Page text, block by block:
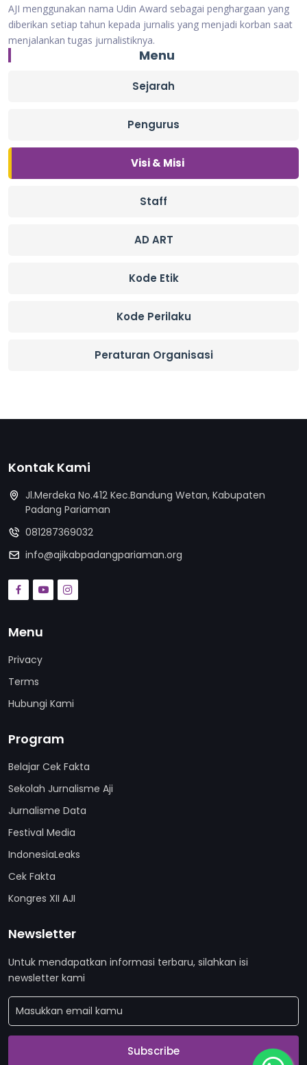
AJI menggunakan nama Udin Award sebagai penghargaan yang
diberikan setiap tahun kepada jurnalis yang menjadi korban saat
menjalankan tugas jurnalistiknya.
Menu
Sejarah
Pengurus
Visi & Misi
Staff
AD ART
Kode Etik
Kode Perilaku
Peraturan Organisasi
Kontak Kami
Jl.Merdeka No.412 Kec.Bandung Wetan, Kabupaten
Padang Pariaman
081287369032
info@ajikabpadangpariaman.org
Menu
Privacy
Terms
Hubungi Kami
Program
Belajar Cek Fakta
Sekolah Jurnalisme Aji
Jurnalisme Data
Festival Media
IndonesiaLeaks
Cek Fakta
Kongres XII AJI
Newsletter
Untuk mendapatkan informasi terbaru, silahkan isi
newsletter kami
Subscribe